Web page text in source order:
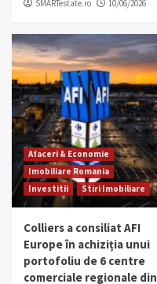
SMARTestate.ro 10/06/2026
Afaceri & Economie
Imobiliare Romania
Investitii
Stiri Imobiliare
Colliers a consiliat AFI
Europe în achiziția unui
portofoliu de 6 centre
comerciale regionale din